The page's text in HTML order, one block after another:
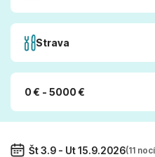
Strava
0 € - 5000 €
Št 3.9 - Ut 15.9.2026(11